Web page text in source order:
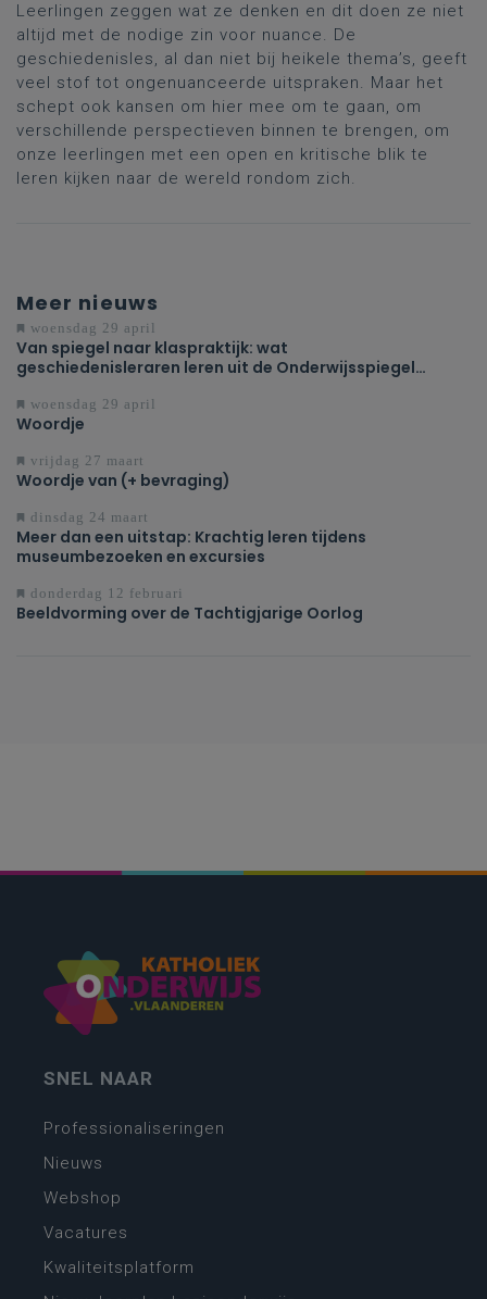
Leerlingen zeggen wat ze denken en dit doen ze niet
altijd met de nodige zin voor nuance. De
geschiedenisles, al dan niet bij heikele thema’s, geeft
veel stof tot ongenuanceerde uitspraken. Maar het
schept ook kansen om hier mee om te gaan, om
verschillende perspectieven binnen te brengen, om
onze leerlingen met een open en kritische blik te
leren kijken naar de wereld rondom zich.
Meer nieuws
woensdag 29 april
Van spiegel naar klaspraktijk: wat
geschiedenisleraren leren uit de Onderwijsspiegel
woensdag 29 april
Woordje
vrijdag 27 maart
Woordje van (+ bevraging)
dinsdag 24 maart
Meer dan een uitstap: Krachtig leren tijdens
museumbezoeken en excursies
donderdag 12 februari
Beeldvorming over de Tachtigjarige Oorlog
SNEL NAAR
Professionaliseringen
Nieuws
Webshop
Vacatures
Kwaliteitsplatform